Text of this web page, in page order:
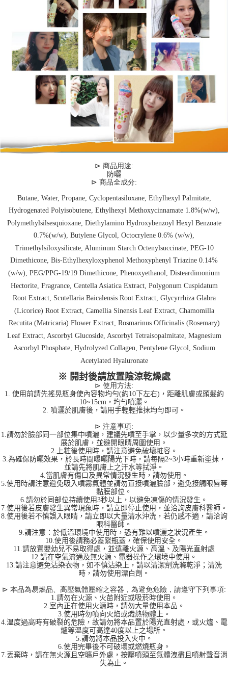
⊳ 商品用途:
防曬
⊳ 商品全成分:
Butane, Water, Propane, Cyclopentasiloxane, Ethylhexyl Palmitate,
Hydrogenated Polyisobutene, Ethylhexyl Methoxycinnamate 1.8%(w/w),
Polymethylsilsesquioxane, Diethylamino Hydroxybenzoyl Hexyl Benzoate
0.7%(w/w), Butylene Glycol, Octocrylene 0.6% (w/w),
Trimethylsiloxysilicate, Aluminum Starch Octenylsuccinate, PEG-10
Dimethicone, Bis-Ethylhexyloxyphenol Methoxyphenyl Triazine 0.14%
(w/w), PEG/PPG-19/19 Dimethicone, Phenoxyethanol, Disteardimonium
Hectorite, Fragrance, Centella Asiatica Extract, Polygonum Cuspidatum
Root Extract, Scutellaria Baicalensis Root Extract, Glycyrrhiza Glabra
(Licorice) Root Extract, Camellia Sinensis Leaf Extract, Chamomilla
Recutita (Matricaria) Flower Extract, Rosmarinus Officinalis (Rosemary)
Leaf Extract, Ascorbyl Glucoside, Ascorbyl Tetraisopalmitate, Magnesium
Ascorbyl Phosphate, Hydrolyzed Collagen, Pentylene Glycol, Sodium
Acetylated Hyaluronate
※ 開封後請放置陰涼乾燥處
⊳ 使用方法:
1. 使用前請先搖晃瓶身使內容物均勻(約10下左右)，距離肌膚或頭髮約
10~15cm，均勻噴灑。
2. 噴灑於肌膚後，請用手輕輕推抹均勻即可。
⊳ 注意事項:
1.請勿於臉部同一部位集中噴灑，建議先噴至手掌，以少量多次的方式延
展於肌膚，並避開眼睛周圍使用。
2.上粧後使用時，請注意避免破壞粧容。
3.為確保防曬效果，於長時間曝曬陽光下時，請每隔2~3小時重新塗抹，
並請先將肌膚上之汗水等拭淨。
4.當肌膚有傷口及異常情況發生時，請勿使用。
5.使用時請注意避免吸入噴霧氣體並請勿直接噴灑臉部，避免接觸眼唇等
黏膜部位。
6.請勿於同部位持續使用3秒以上，以避免凍傷的情況發生。
7.使用後若皮膚發生異常現象時，請立即停止使用，並洽詢皮膚科醫師。
8.使用後若不慎誤入眼睛，請立即以大量清水沖洗，若仍感不適，請洽詢
眼科醫師。
9.請注意：於低溫環境中使用時，恐有難以噴灑之狀況產生。
10.使用後請務必蓋緊瓶蓋，確保使用安全。
11.請放置嬰幼兒不易取得處，並遠離火源、高溫、及陽光直射處
12.請在空氣流通及無火源、電器操作之環境中使用。
13.請注意避免沾染衣物，如不慎沾染上，請以清潔劑洗滌乾淨；清洗
時，請勿使用漂白劑。
⊳ 本品為易燃品、高壓氣體壓縮之容器，為避免危險，請遵守下列事項:
1.請勿在火源、火苗附近或吸菸時使用。
2.室內正在使用火源時，請勿大量使用本品。
3.使用時勿噴向火焰或熾熱物體上。
4.溫度過高時有破裂的危險，故請勿將本品置於陽光直射處，或火爐、電
爐等溫度可高達40度以上之場所。
5.請勿將本品投入火中。
6.使用完畢後不可破壞或燃燒瓶身。
7.丟棄時，請在無火源且空曠戶外處，按壓噴頭至氣體洩盡且噴射聲音消
失為止。